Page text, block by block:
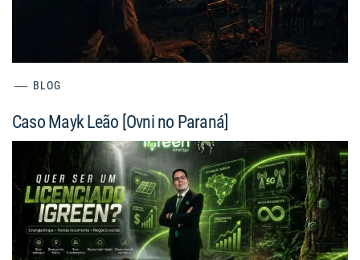
BLOG
Caso Mayk Leão [Ovni no Paraná]